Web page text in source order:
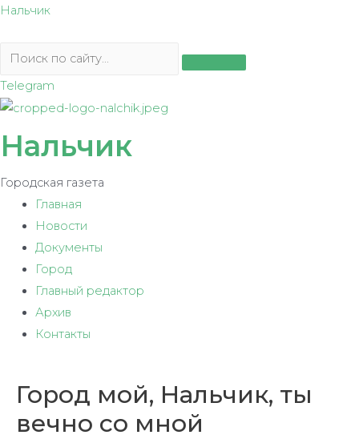
Перейти
содержимому
Нальчик
Telegram
Нальчик
Городская газета
Главная
Новости
Документы
Город
Главный редактор
Архив
Контакты
Город мой, Нальчик, ты
вечно со мной